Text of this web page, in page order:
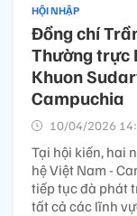
HỘI NHẬP
Đồng chí
Thường trực
Khuon
Campuchia
10/04/2026
Tại hội kiến, hai
hệ Việt Nam -
tiếp tục đà phát
tất cả các lĩnh